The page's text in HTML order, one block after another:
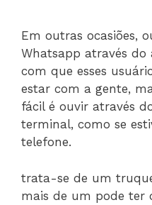
Em outras ocasiões,
Whatsapp através
com que esses
estar com a gente,
fácil é ouvir através
terminal, como se
telefone.
trata-se de um
mais de um pode ter